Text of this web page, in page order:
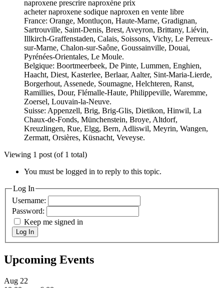
naproxene prescrire naproxène prix
acheter naproxene sodique naproxen en vente libre
France: Orange, Montluçon, Haute-Marne, Gradignan,
Sartrouville, Saint-Denis, Brest, Aveyron, Brittany, Liévin,
Illkirch-Graffenstaden, Calais, Soissons, Vichy, Le Perreux-
sur-Marne, Chalon-sur-Saône, Goussainville, Douai,
Pyrénées-Orientales, Le Moule.
Belgique: Boortmeerbeek, De Pinte, Lummen, Enghien,
Haacht, Diest, Kasterlee, Berlaar, Aalter, Sint-Maria-Lierde,
Borgerhout, Assenede, Soumagne, Helchteren, Ranst,
Ramillies, Dour, Flémalle-Haute, Philippeville, Waremme,
Zoersel, Louvain-la-Neuve.
Suisse: Appenzell, Brig, Brig-Glis, Dietikon, Hinwil, La
Chaux-de-Fonds, Münchenstein, Broye, Altdorf,
Kreuzlingen, Rue, Elgg, Bern, Adliswil, Meyrin, Wangen,
Zermatt, Orsières, Küsnacht, Veveyse.
Viewing 1 post (of 1 total)
You must be logged in to reply to this topic.
Log In
Username:
Password:
Keep me signed in
Log In
Upcoming Events
Aug 22